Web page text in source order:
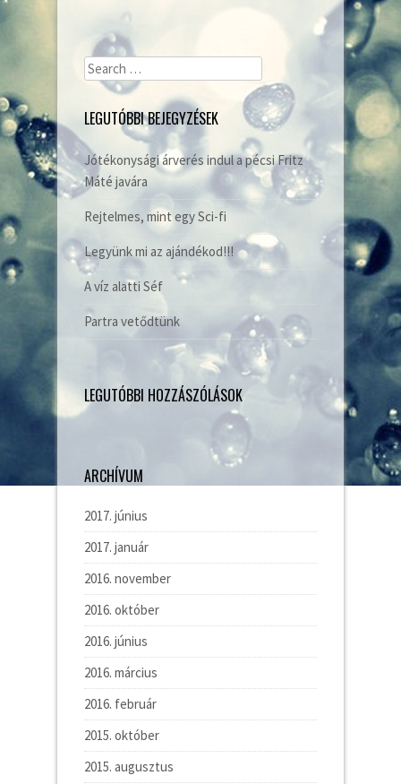
Search
for:
LEGUTÓBBI BEJEGYZÉSEK
Jótékonysági árverés indul a pécsi Fritz
Máté javára
Rejtelmes, mint egy Sci-fi
Legyünk mi az ajándékod!!!
A víz alatti Séf
Partra vetődtünk
LEGUTÓBBI HOZZÁSZÓLÁSOK
ARCHÍVUM
2017. június
2017. január
2016. november
2016. október
2016. június
2016. március
2016. február
2015. október
2015. augusztus